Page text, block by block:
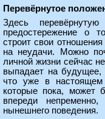
Перевёрнутое
Здесь
предостережение о
строит свои
на неудачи. Можно
личной жизни сейчас
выпадает на будущее,
что уже в настоящем
которые пока, может
впереди
нынешнего поведения.